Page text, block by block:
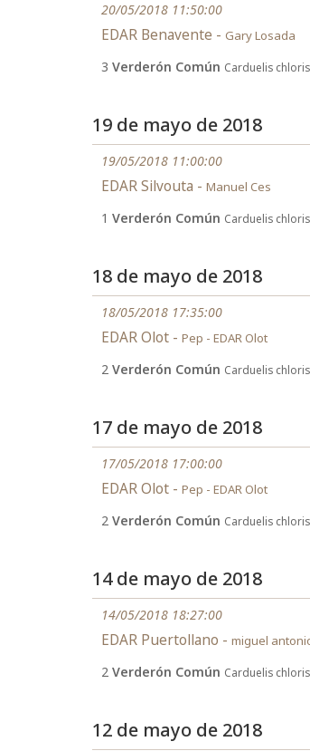
20/05/2018 11:50:00
EDAR Benavente - Gary Losada
3 Verderón Común Carduelis chloris
19 de mayo de 2018
19/05/2018 11:00:00
EDAR Silvouta - Manuel Ces
1 Verderón Común Carduelis chloris
18 de mayo de 2018
18/05/2018 17:35:00
EDAR Olot - Pep - EDAR Olot
2 Verderón Común Carduelis chloris
17 de mayo de 2018
17/05/2018 17:00:00
EDAR Olot - Pep - EDAR Olot
2 Verderón Común Carduelis chloris
14 de mayo de 2018
14/05/2018 18:27:00
EDAR Puertollano - miguel
2 Verderón Común Carduelis chloris
12 de mayo de 2018